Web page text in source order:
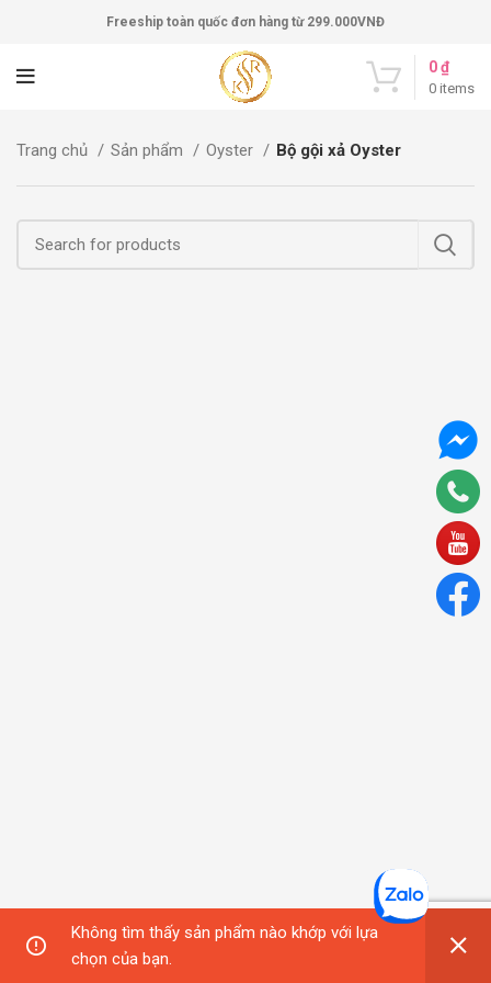
Freeship toàn quốc đơn hàng từ 299.000VNĐ
0 items
0₫
Trang chủ Sản phẩm Oyster Bộ gội xả Oyster
Không tìm thấy sản phẩm nào khớp với lựa
chọn của bạn.